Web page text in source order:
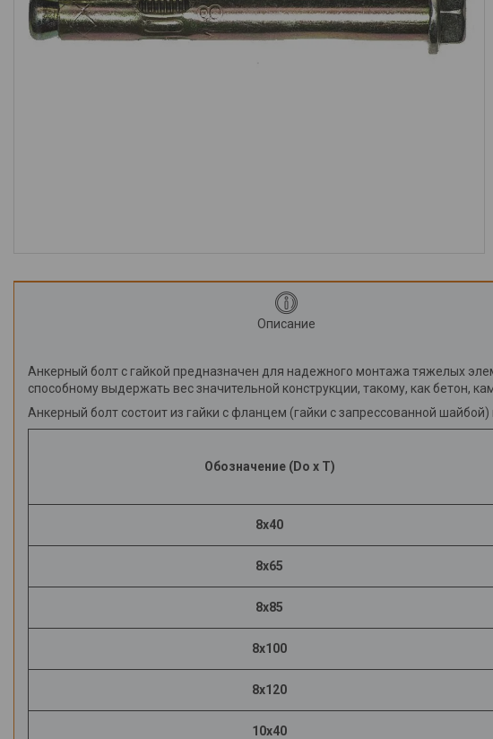
Электрика
Описание
Анкерный болт с гайкой предназначен для надежного монтажа тяжелых
способному выдержать вес значительной конструкции, такому, как бетон,
Анкерный болт состоит из гайки с фланцем (гайки с запрессованной
Обозначение (Do x T)
8х40
8х65
8х85
8х100
8х120
10х40